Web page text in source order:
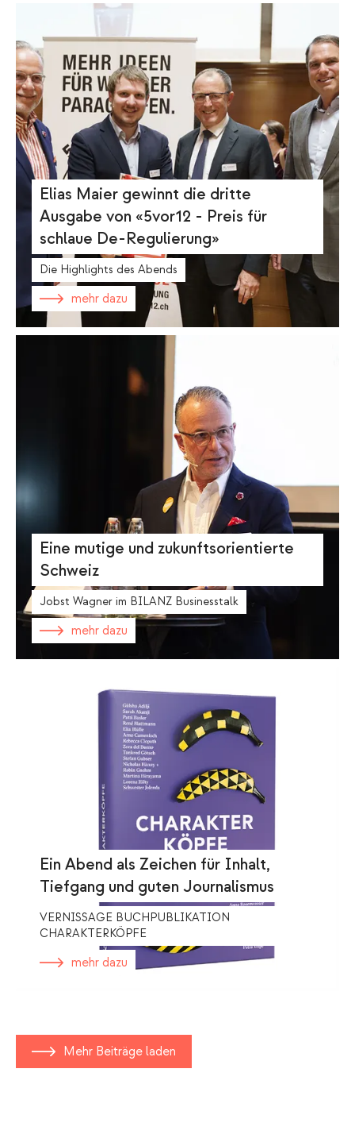
Elias Maier gewinnt die dritte
Ausgabe von «5vor12 - Preis für
schlaue De-Regulierung»
Die Highlights des Abends
mehr dazu
Eine mutige und zukunftsorientierte
Schweiz
Jobst Wagner im BILANZ Businesstalk
mehr dazu
Ein Abend als Zeichen für Inhalt,
Tiefgang und guten Journalismus
VERNISSAGE BUCHPUBLIKATION
CHARAKTERKÖPFE
mehr dazu
Mehr Beiträge laden